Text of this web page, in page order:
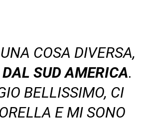
COSA DIVERSA,
SUD AMERICA.
BELLISSIMO, CI
E MI SONO